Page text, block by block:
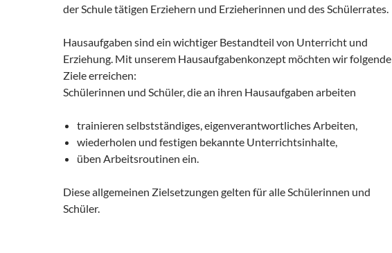
der Schule tätigen Erziehern und Erzieherinnen und des Schülerrates.
Hausaufgaben sind ein wichtiger Bestandteil von Unterricht und
Erziehung. Mit unserem Hausaufgabenkonzept möchten wir folgende
Ziele erreichen:
Schülerinnen und Schüler, die an ihren Hausaufgaben arbeiten
trainieren selbstständiges, eigenverantwortliches Arbeiten,
wiederholen und festigen bekannte Unterrichtsinhalte,
üben Arbeitsroutinen ein.
Diese allgemeinen Zielsetzungen gelten für alle Schülerinnen und
Schüler.